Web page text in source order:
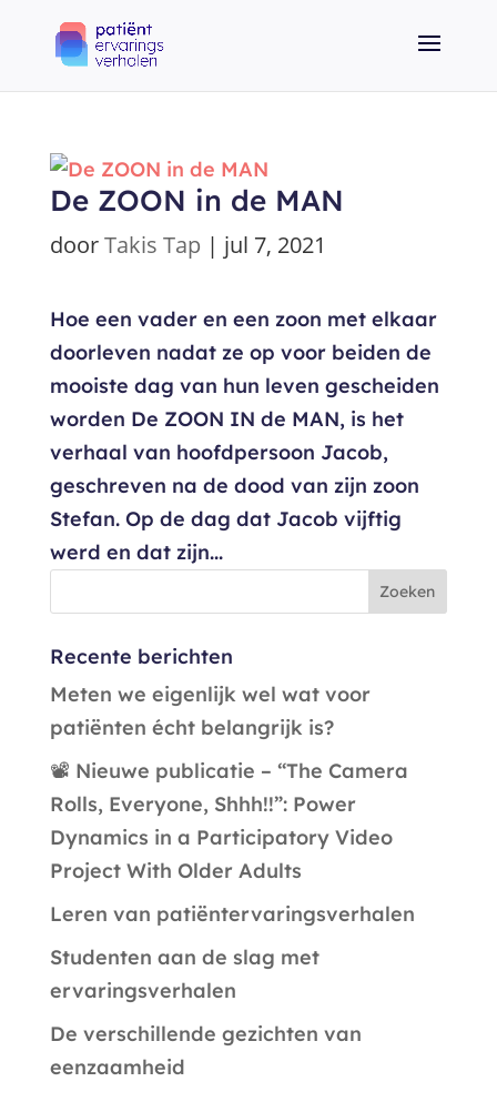
De ZOON in de MAN
doorTakis Tap | jul 7, 2021
Hoe een vader en een zoon met elkaar
doorleven nadat ze op voor beiden de
mooiste dag van hun leven gescheiden
worden De ZOON IN de MAN, is het
verhaal van hoofdpersoon Jacob,
geschreven na de dood van zijn zoon
Stefan. Op de dag dat Jacob vijftig
werd en dat zijn...
Recente berichten
Meten we eigenlijk wel wat voor
patiënten écht belangrijk is?
📽️ Nieuwe publicatie – “The Camera
Rolls, Everyone, Shhh!!”: Power
Dynamics in a Participatory Video
Project With Older Adults
Leren van patiëntervaringsverhalen
Studenten aan de slag met
ervaringsverhalen
De verschillende gezichten van
eenzaamheid